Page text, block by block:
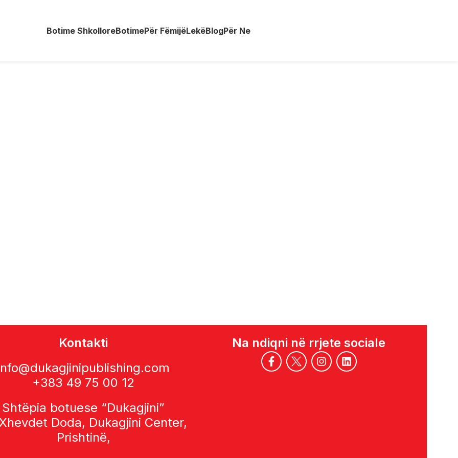
Botime ShkolloreBotimePër FëmijëLekëBlogPër Ne
Kontakti
+383 49 75 00 12
Shtëpia botuese “Dukagjini”
Doda, Dukagjini Center,
Prishtinë,
Na ndiqni në rrjete sociale